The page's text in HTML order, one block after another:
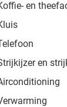
en
en